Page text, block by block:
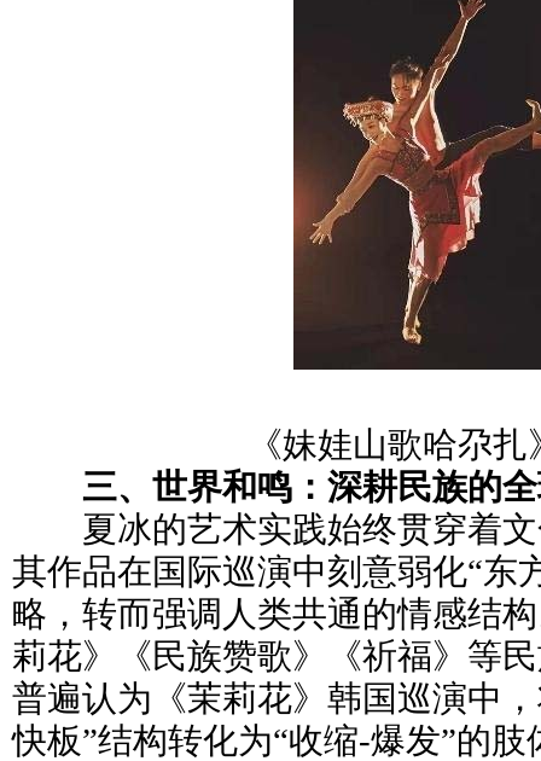
《妹娃山歌哈尕
三、世界和鸣：深耕民族的全
夏冰的艺术实践始终贯穿着文
其作品在国际巡演中刻意弱化“东
略，转而强调人类共通的情感结
莉花》《民族赞歌》《祈福》等
普遍认为《茉莉花》韩国巡演中
快板”结构转化为“收缩-爆发”的